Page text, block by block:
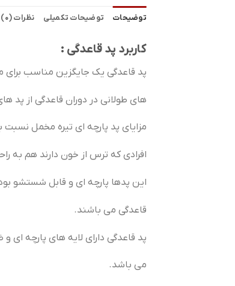
توضیحات توضیحات تکمیلی نظرات (0)
کاربرد پد قاعدگی :
پد قاعدگی یک جایگزین مناسب برای
های طولانی در دوران قاعدگی از پد
مزایای پد پارچه ای تیره مخمل
افرادی که ترس از خون دارند هم به
این پدها پارچه ای و قابل شستشو
قاعدگی می باشند.
پد قاعدگی دارای لایه های پارچه
می باشد.